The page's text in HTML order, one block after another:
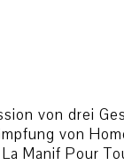
von drei
von
Manif Pour